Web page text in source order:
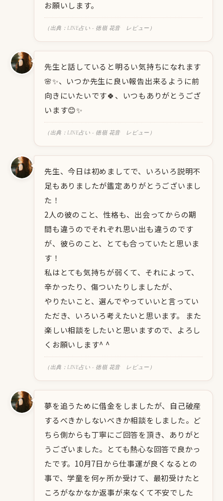
お願いします。
（出典：LINE占い - 徳嶺 花音 レビュー）
先生と話していると明るい気持ちになれます
🌸✨、いつか先生に良い報告出来るように前
向きにいたいです🍀、いつもありがとうござ
います😊✨
（出典：LINE占い - 徳嶺 花音 レビュー）
先生、今日は初めましてで、いろいろ説明不
足もありましたが鑑定ありがとうございまし
た！
2人の彼のこと、性格も、出会ってからの期
間も違うのでそれぞれ思い出も違うのです
が、彼らのこと、とても合っていたと思いま
す！
私はとても気持ちが弱くて、それによって、
辛かったり、傷ついたりしましたが、
やりたいこと、選んでやっていいと言ってい
ただき、いろいろ考えたいと思います。 また
楽しい相談をしたいと思いますので、よろし
くお願いします^ ^
（出典：LINE占い - 徳嶺 花音 レビュー）
夢を追うために借金をしましたが、自己破産
するべきかしないべきか相談をしました。ど
ちら側からも丁寧にご回答を頂き、ありがと
うございました。とても熱心な回答で良かっ
たです。10月7日から仕事運が良くなるとの
事で、学童を何ヶ所か受けて、最初受けたと
ころがなかなか返事が来なくて不安でした